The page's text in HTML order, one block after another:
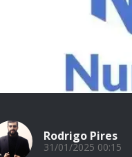
Rodrigo Pires
31/01/2025 00:15